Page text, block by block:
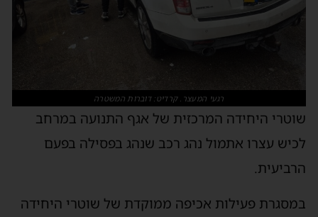
רגעי המעצר. קרדיט: דוברות המשטרה
שוטרי היחידה המרכזית של אגף התנועה במרחב
לכיש עצרו אתמול נהג רכב שנהג בפסילה בפעם
הרביעית.
במסגרת פעילות אכיפה ממוקדת של שוטרי היחידה